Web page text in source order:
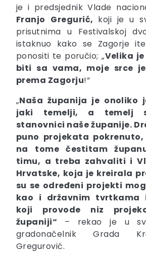
je i predsjednik Vlade
Franjo Gregurić, koji je u
prisutnima u Festivalskoj
istaknuo kako se Zagorje
ponositi te poručio; „Velika
biti sa vama, moje srce
prema Zagorju!“
„Naša županija je onoliko
jaki temelji, a temelj
stanovnici naše županije.
puno projekata
na tome čestitam
timu, a treba zahvaliti i
Hrvatske, koja je kreirala
su se određeni projekti
kao i državnim tvrtkama
koji provode niz
županiji“ – rekao je u
gradonačelnik Grada
Gregurović.